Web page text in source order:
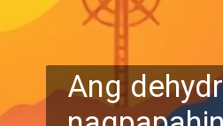
Ang